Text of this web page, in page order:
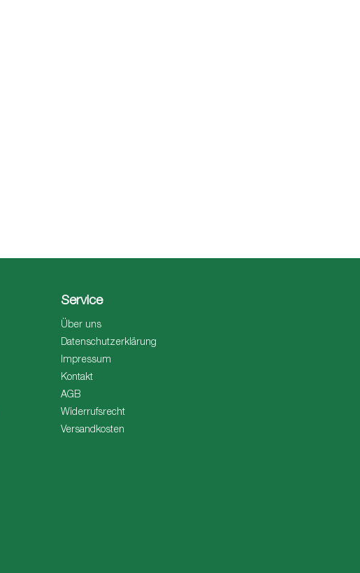
Service
Über uns
Datenschutzerklärung
Impressum
Kontakt
AGB
Widerrufsrecht
Versandkosten